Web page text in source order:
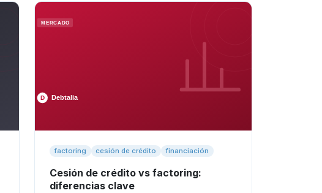
factoring cesión de crédito financiación
Cesión de crédito vs factoring:
diferencias clave